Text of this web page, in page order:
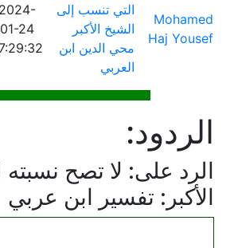
Mohamed
Haj Yousef
التي تنسب إلى
الشيخ الأكبر
محي الدين ابن
العربي
2024-
01-24
الردود:
الرد على: لا تصح نسبته
الأكبر: تفسير ابن عربي